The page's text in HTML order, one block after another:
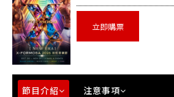
立即購票
節目介紹 注意事項